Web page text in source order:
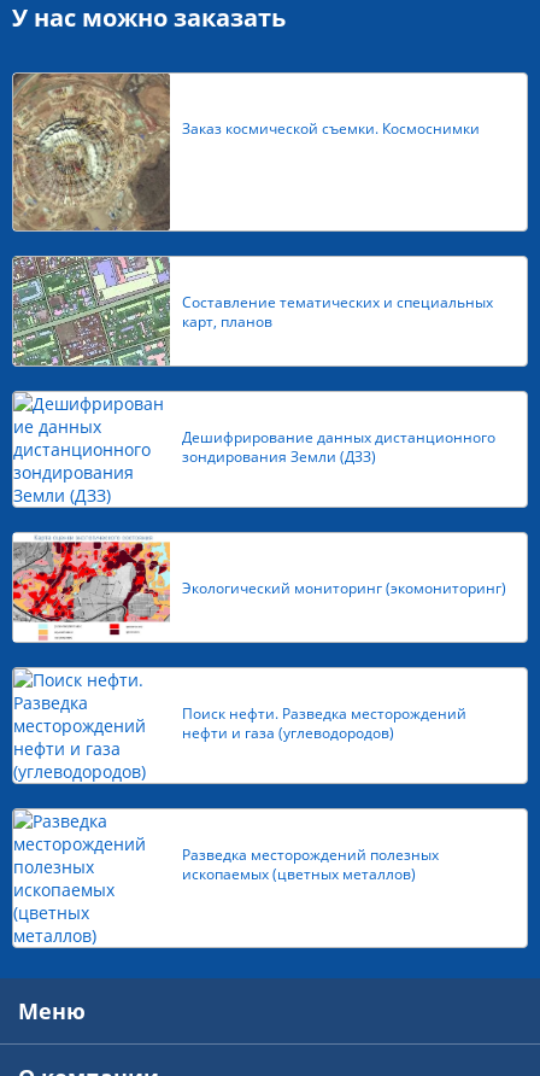
У нас можно заказать
Заказ космической съемки. Космоснимки
Составление тематических и специальных
карт, планов
Дешифрирование данных дистанционного
зондирования Земли (ДЗЗ)
Экологический мониторинг (экомониторинг)
Поиск нефти. Разведка месторождений
нефти и газа (углеводородов)
Разведка месторождений полезных
ископаемых (цветных металлов)
Меню